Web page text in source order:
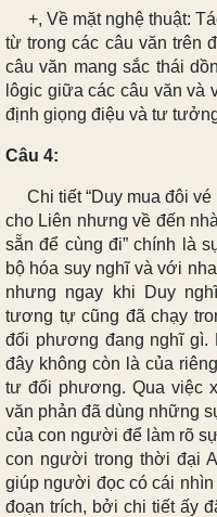
+, Về mặt nghệ thuật:
từ trong các câu văn trên
câu văn mang sắc thái
lôgic giữa các câu văn và
định giọng điệu và tư
Câu 4:
Chi tiết “Duy mua đôi vé
cho Liên nhưng về đến
sẵn để cùng đi” chính là
bộ hóa suy nghĩ và với
nhưng ngay khi Duy
tương tự cũng đã chạy
đối phương đang nghĩ gì.
đây không còn là của
tư đối phương. Qua việc
văn phản đã dùng những
của con người để làm rõ
con người trong thời đại
giúp người đọc có cái
đoạn trích, bởi chi tiết ấy